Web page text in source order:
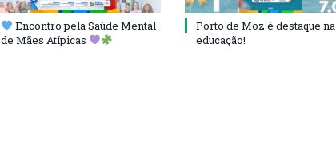
Encontro pela Saúde Mental
de Mães Atípicas
Porto de Moz é destaque na
educação!